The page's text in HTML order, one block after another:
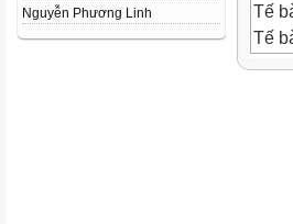
Nguyễn Phương Linh
Tế
Tế